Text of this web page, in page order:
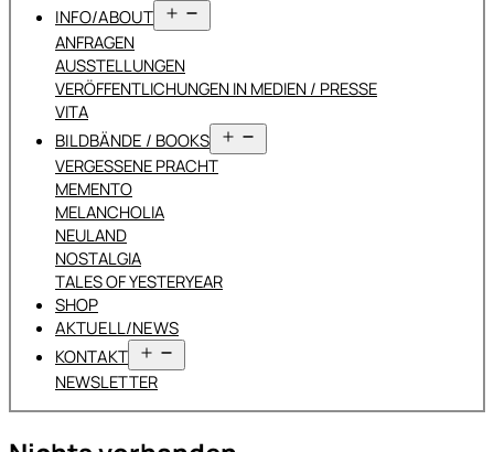
INFO/ABOUT
öffnen
ANFRAGEN
AUSSTELLUNGEN
VERÖFFENTLICHUNGEN IN MEDIEN / PRESSE
VITA
BILDBÄNDE / BOOKS
öffnen
VERGESSENE PRACHT
MEMENTO
MELANCHOLIA
NEULAND
NOSTALGIA
TALES OF YESTERYEAR
SHOP
AKTUELL/NEWS
KONTAKT
öffnen
NEWSLETTER